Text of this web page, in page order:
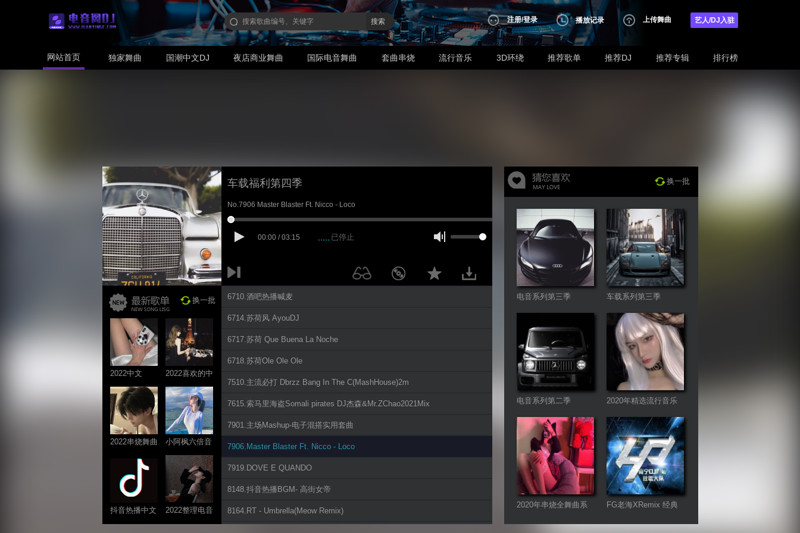
搜索 注册/登录 播放记录 上传舞曲 艺人/DJ入驻
网站首页 独家舞曲 国潮中文DJ 夜店商业舞曲 国际电音舞曲 套曲串烧 流行音乐 3D环绕 推荐歌单 推荐DJ 推荐专辑 排行榜
车载福利第四季
No.7906 Master Blaster Ft. Nicco - Loco
00:00 / 03:15 已停止
换一批
2022中文
ProgHouse歌
曲
2022喜欢的中
文DJ舞曲
2022串烧舞曲
小阿枫六倍音
质系列 车载
抖音热播中文
系列
2022整理电音
系列
6710.酒吧热播喊麦
6714.苏荷风 AyouDJ
6717.苏荷 Que Buena La Noche
6718.苏荷Ole Ole Ole
7510.主流必打 Dbrzz Bang In The C(MashHouse)2m
7615.索马里海盗Somali pirates DJ杰森&Mr.ZChao2021Mix
7901.主场Mashup-电子混搭实用套曲
7906.Master Blaster Ft. Nicco - Loco
7919.DOVE E QUANDO
8148.抖音热播BGM- 高街女帝
8164.RT - Umbrella(Meow Remix)
换一批
电音系列第三季 车载系列第三季
电音系列第二季
2020年精选流行音乐
连板歌曲
2020年串烧全舞曲系
FG老海XRemix 经典